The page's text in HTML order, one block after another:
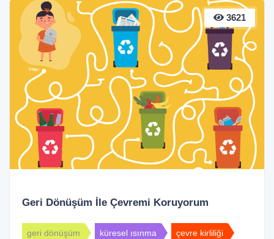
3621
Geri Dönüşüm İle Çevremi Koruyorum
geri dönüşüm küresel ısınma çevre kirliliği